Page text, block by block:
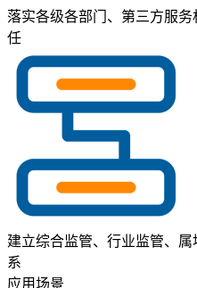
落实各级各部门、第三方服
任
建立综合监管、行业监管、
系
应用场景